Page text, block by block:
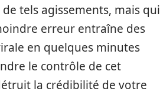
tels agissements, mais qui
erreur entraîne des
en quelques minutes
le contrôle de cet
la crédibilité de votre